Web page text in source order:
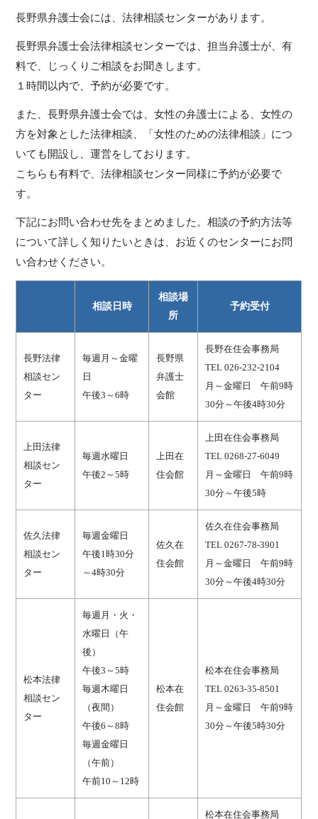
長野県弁護士会には、法律相談センターがあります。
長野県弁護士会法律相談センターでは、担当弁護士が、有
料で、じっくりご相談をお聞きします。
１時間以内で、予約が必要です。
また、長野県弁護士会では、女性の弁護士による、女性の
方を対象とした法律相談、「女性のための法律相談」につ
いても開設し、運営をしております。
こちらも有料で、法律相談センター同様に予約が必要で
す。
下記にお問い合わせ先をまとめました。相談の予約方法等
について詳しく知りたいときは、お近くのセンターにお問
い合わせください。
相談日時
相談場
所
予約受付
長野法律
相談セン
ター
毎週月～金曜
日
午後3～6時
長野県
弁護士
会館
長野在住会事務局
TEL 026-232-2104
月～金曜日 午前9時
30分～午後4時30分
上田法律
相談セン
ター
毎週水曜日
午後2～5時
上田在
住会館
上田在住会事務局
TEL 0268-27-6049
月～金曜日 午前9時
30分～午後5時
佐久法律
相談セン
ター
毎週金曜日
午後1時30分
～4時30分
佐久在
住会館
佐久在住会事務局
TEL 0267-78-3901
月～金曜日 午前9時
30分～午後4時30分
松本法律
相談セン
ター
毎週月・火・
水曜日（午
後）
午後3～5時
毎週木曜日
（夜間）
午後6～8時
毎週金曜日
（午前）
午前10～12時
松本在
住会館
松本在住会事務局
TEL 0263-35-8501
月～金曜日 午前9時
30分～午後5時30分
松本在住会事務局